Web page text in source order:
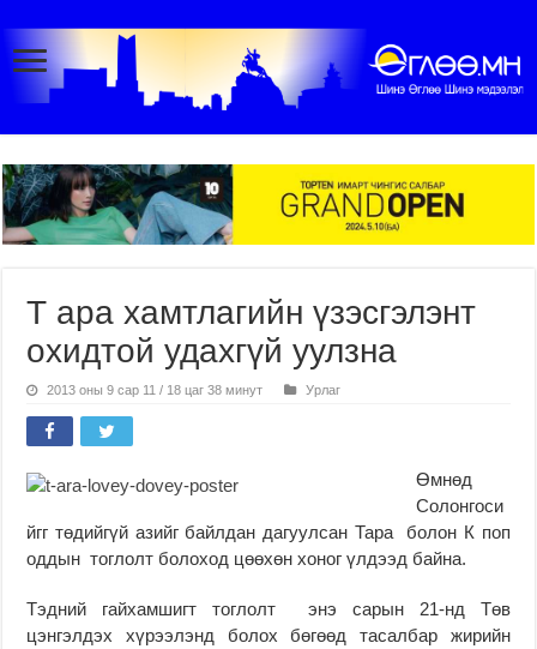
Т ара хамтлагийн үзэсгэлэнт
охидтой удахгүй уулзна
2013 оны 9 сар 11 / 18 цаг 38 минут Урлаг
Өмнөд
Солонгоси
йгг төдийгүй азийг байлдан дагуулсан Тара болон К поп
оддын тоглолт болоход цөөхөн хоног үлдээд байна.
Тэдний гайхамшигт тоглолт энэ сарын 21-нд Төв
цэнгэлдэх хүрээлэнд болох бөгөөд тасалбар жирийн